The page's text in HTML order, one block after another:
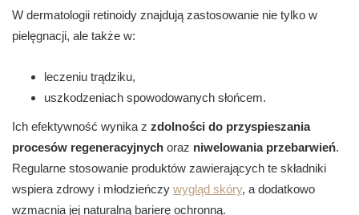
W dermatologii retinoidy znajdują zastosowanie nie tylko w
pielęgnacji, ale także w:
leczeniu trądziku,
uszkodzeniach spowodowanych słońcem.
Ich efektywność wynika z zdolności do przyspieszania
procesów regeneracyjnych oraz niwelowania przebarwień.
Regularne stosowanie produktów zawierających te składniki
wspiera zdrowy i młodzieńczy wygląd skóry, a dodatkowo
wzmacnia jej naturalną barierę ochronną.